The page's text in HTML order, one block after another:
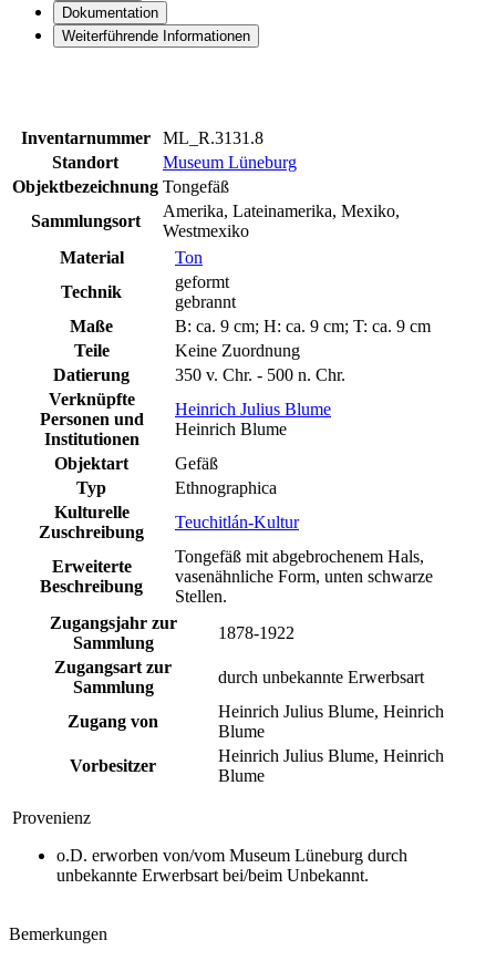
Dokumentation
Weiterführende Informationen
Inventarnummer
ML_R.3131.8
Standort
Museum Lüneburg
Objektbezeichnung Tongefäß
Sammlungsort
Amerika, Lateinamerika, Mexiko,
Westmexiko
Material
Ton
Technik
geformt
gebrannt
Maße
B: ca. 9 cm; H: ca. 9 cm; T: ca. 9 cm
Teile
Keine Zuordnung
Datierung
350 v. Chr. - 500 n. Chr.
Verknüpfte
Personen und
Institutionen
Heinrich Julius Blume
Heinrich Blume
Objektart
Gefäß
Typ
Ethnographica
Kulturelle
Zuschreibung
Teuchitlán-Kultur
Erweiterte
Beschreibung
Tongefäß mit abgebrochenem Hals,
vasenähnliche Form, unten schwarze
Stellen.
Zugangsjahr zur
Sammlung
1878-1922
Zugangsart zur
Sammlung
durch unbekannte Erwerbsart
Zugang von
Heinrich Julius Blume, Heinrich
Blume
Vorbesitzer
Heinrich Julius Blume, Heinrich
Blume
Provenienz
o.D. erworben von/vom Museum Lüneburg durch
unbekannte Erwerbsart bei/beim Unbekannt.
Bemerkungen